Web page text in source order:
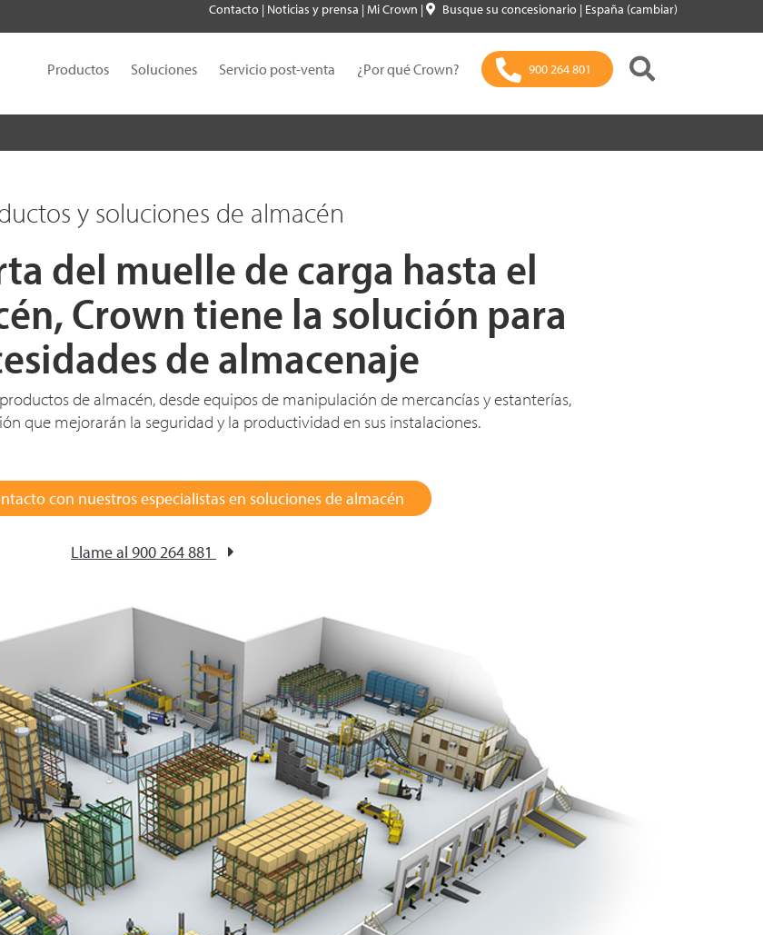
Contacto | Noticias y prensa |Mi Crown | Busque su concesionario | España (cambiar)
Productos Soluciones Servicio post-venta ¿Por qué Crown? 900 264 801
y soluciones de almacén
del muelle de carga hasta el
Crown tiene la solución para
de almacenaje
de almacén, desde equipos de manipulación de mercancías y estanterías,
que mejorarán la seguridad y la productividad en sus instalaciones.
con nuestros especialistas en soluciones de almacén
Llame al 900 264 881